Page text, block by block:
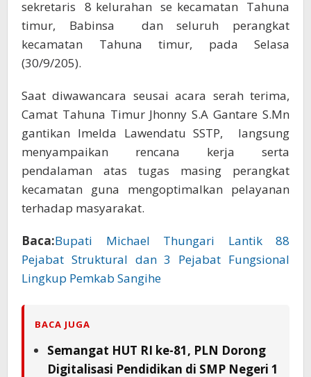
sekretaris 8 kelurahan se kecamatan Tahuna
timur, Babinsa dan seluruh perangkat
kecamatan Tahuna timur, pada Selasa
(30/9/205).
Saat diwawancara seusai acara serah terima,
Camat Tahuna Timur Jhonny S.A Gantare S.Mn
gantikan Imelda Lawendatu SSTP, langsung
menyampaikan rencana kerja serta
pendalaman atas tugas masing perangkat
kecamatan guna mengoptimalkan pelayanan
terhadap masyarakat.
Baca:Bupati Michael Thungari Lantik 88
Pejabat Struktural dan 3 Pejabat Fungsional
Lingkup Pemkab Sangihe
BACA JUGA
Semangat HUT RI ke-81, PLN Dorong
Digitalisasi Pendidikan di SMP Negeri 1